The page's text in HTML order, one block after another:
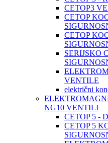
CETOP3
CETOP
CETOP
SERIJSKO
VENTILE
električni
NG10 VENTILI
CETOP 5 -
CETOP 5